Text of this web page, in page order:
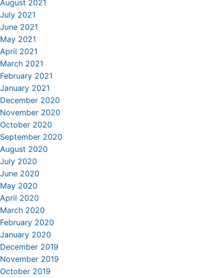
August 2021
July 2021
June 2021
May 2021
April 2021
March 2021
February 2021
January 2021
December 2020
November 2020
October 2020
September 2020
August 2020
July 2020
June 2020
May 2020
April 2020
March 2020
February 2020
January 2020
December 2019
November 2019
October 2019